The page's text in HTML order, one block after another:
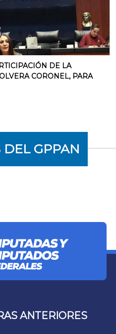
DE LA
CORONEL, PARA
DEL GPPAN
ANTERIORES